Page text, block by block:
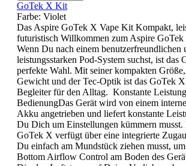
GoTek X Kit
Farbe: Violet
Das Aspire GoTek X Vape Kit Kompakt,
futuristisch Willkommen zum Aspire
Wenn Du nach einem benutzerfreundlichen
leistungsstarken Pod-System suchst, ist das
perfekte Wahl. Mit seiner kompakten
Gewicht und der Tec-Optik ist das GoTek
Begleiter für den Alltag. Konstante
BedienungDas Gerät wird von einem
Akku angetrieben und liefert konstante
Du Dich um Einstellungen kümmern
GoTek X verfügt über eine integrierte
Du einfach am Mundstück ziehen musst,
Bottom Airflow Control am Boden des